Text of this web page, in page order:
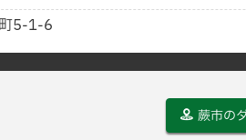
5-1-6
蕨市の